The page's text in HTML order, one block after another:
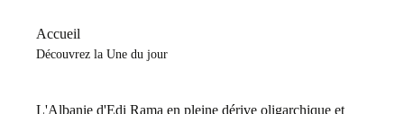
Accueil
Découvrez la Une du jour
L'Albanie d'Edi Rama en pleine dérive oligarchique et